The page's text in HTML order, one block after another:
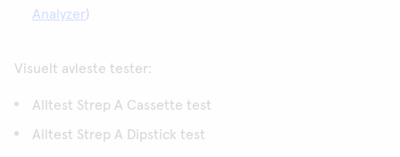
Analyzer)
Visuelt avleste tester:
Alltest Strep A Cassette test
Alltest Strep A Dipstick test